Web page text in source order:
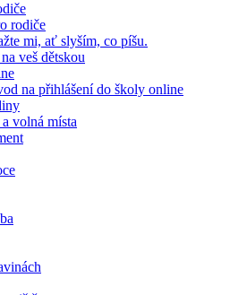
rodiče
mi, ať slyším, co píšu.
veš dětskou
na přihlášení do školy online
volná místa